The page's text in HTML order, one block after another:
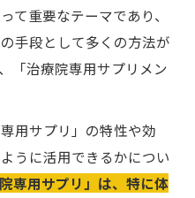
重要なテーマであり、
手段として多くの方法が
「治療院専用サプリメン
用サプリ」の特性や効
うに活用できるかについ
院専用サプリ」は、特に体